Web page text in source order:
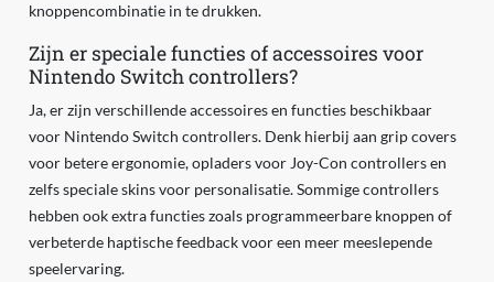
knoppencombinatie in te drukken.
Zijn er speciale functies of accessoires voor
Nintendo Switch controllers?
Ja, er zijn verschillende accessoires en functies beschikbaar
voor Nintendo Switch controllers. Denk hierbij aan grip covers
voor betere ergonomie, opladers voor Joy-Con controllers en
zelfs speciale skins voor personalisatie. Sommige controllers
hebben ook extra functies zoals programmeerbare knoppen of
verbeterde haptische feedback voor een meer meeslepende
speelervaring.